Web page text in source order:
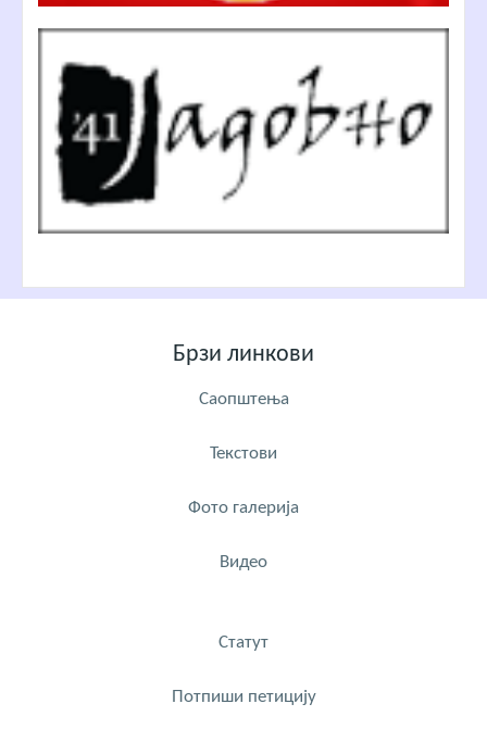
Брзи линкови
Саопштења
Текстови
Фото галерија
Видео
Статут
Потпиши петицију